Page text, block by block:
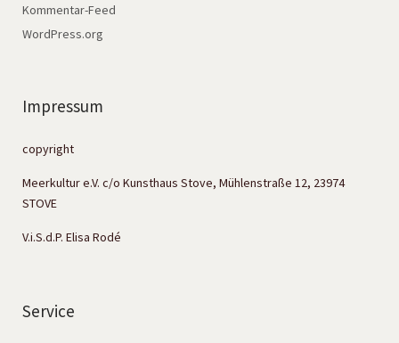
Kommentar-Feed
WordPress.org
Impressum
copyright
Meerkultur e.V. c/o Kunsthaus Stove, Mühlenstraße 12, 23974
STOVE
V.i.S.d.P. Elisa Rodé
Service